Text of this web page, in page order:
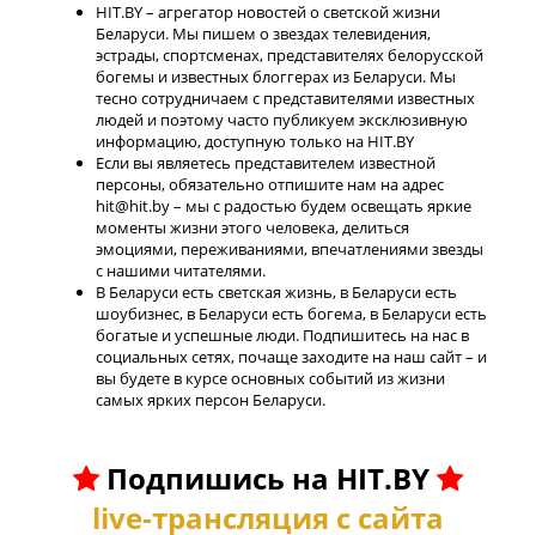
HIT.BY – агрегатор новостей о светской жизни
Беларуси. Мы пишем о звездах телевидения,
эстрады, спортсменах, представителях белорусской
богемы и известных блоггерах из Беларуси. Мы
тесно сотрудничаем с представителями известных
людей и поэтому часто публикуем эксклюзивную
информацию, доступную только на HIT.BY
Если вы являетесь представителем известной
персоны, обязательно отпишите нам на адрес
hit@hit.by – мы с радостью будем освещать яркие
моменты жизни этого человека, делиться
эмоциями, переживаниями, впечатлениями звезды
с нашими читателями.
В Беларуси есть светская жизнь, в Беларуси есть
шоубизнес, в Беларуси есть богема, в Беларуси есть
богатые и успешные люди. Подпишитесь на нас в
социальных сетях, почаще заходите на наш сайт – и
вы будете в курсе основных событий из жизни
самых ярких персон Беларуси.
Подпишись на HIT.BY
live-трансляция с сайта